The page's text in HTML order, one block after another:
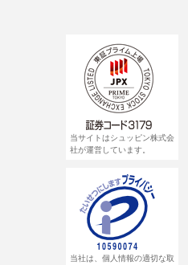
当サイトはシュッピン株式会
社が運営しています。
当社は、個人情報の適切な取